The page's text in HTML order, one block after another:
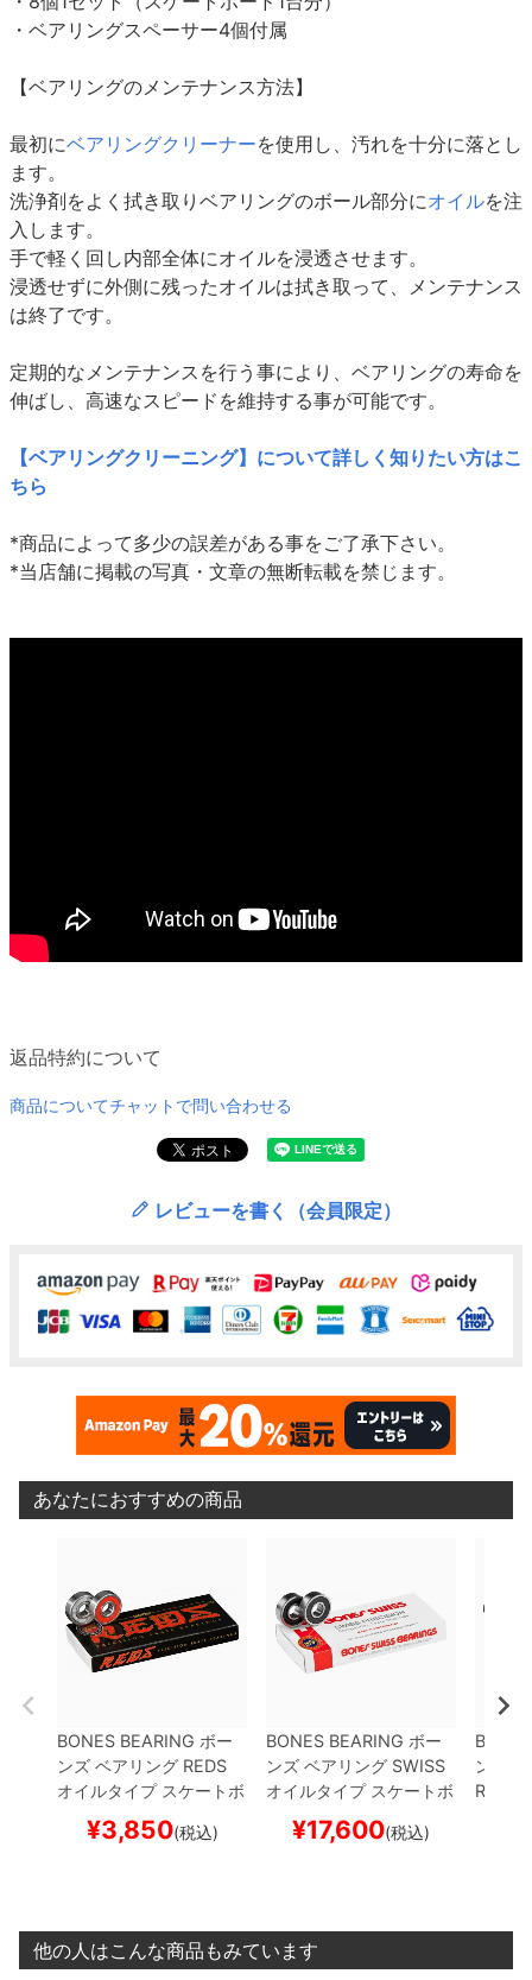
・ベアリングスペーサー4個付属
【ベアリングのメンテナンス方法】
最初にベアリングクリーナーを使用し、汚れを十分に落とし
ます。
洗浄剤をよく拭き取りベアリングのボール部分にオイルを注
入します。
手で軽く回し内部全体にオイルを浸透させます。
浸透せずに外側に残ったオイルは拭き取って、メンテナンス
は終了です。
定期的なメンテナンスを行う事により、ベアリングの寿命を
伸ばし、高速なスピードを維持する事が可能です。
【ベアリングクリーニング】について詳しく知りたい方はこ
ちら
*商品によって多少の誤差がある事をご了承下さい。
*当店舗に掲載の写真・文章の無断転載を禁じます。
返品特約について
商品についてチャットで問い合わせる
レビューを書く（会員限定）
あなたにおすすめの商品
BONES BEARING ボー
ンズ ベアリング REDS
オイルタイプスケートボ
ード スケボー
¥3,850(税込)
BONES BEARING ボー
ンズ ベアリング SWISS
オイルタイプスケートボ
ード スケボー
¥17,600(税込)
ンズ
REDS
他の人はこんな商品もみています